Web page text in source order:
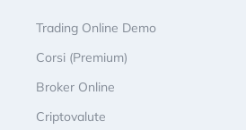
Trading Online Demo
Corsi (Premium)
Broker Online
Criptovalute